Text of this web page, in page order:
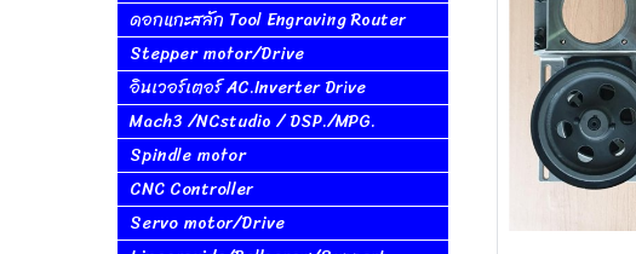
ดอกแกะสลัก Tool Engraving Router
Stepper motor/Drive
อินเวอร์เตอร์ AC.Inverter Drive
Mach3 /NCstudio / DSP./MPG.
Spindle motor
CNC Controller
Servo motor/Drive